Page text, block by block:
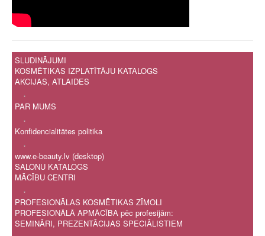
SLUDINĀJUMI
KOSMĒTIKAS IZPLATĪTĀJU KATALOGS
AKCIJAS, ATLAIDES
.
PAR MUMS
.
Konfidencialitātes politika
.
www.e-beauty.lv (desktop)
SALONU KATALOGS
MĀCĪBU CENTRI
.
PROFESIONĀLAS KOSMĒTIKAS ZĪMOLI
PROFESIONĀLĀ APMĀCĪBA pēc profesijām:
SEMINĀRI, PREZENTĀCIJAS SPECIĀLISTIEM